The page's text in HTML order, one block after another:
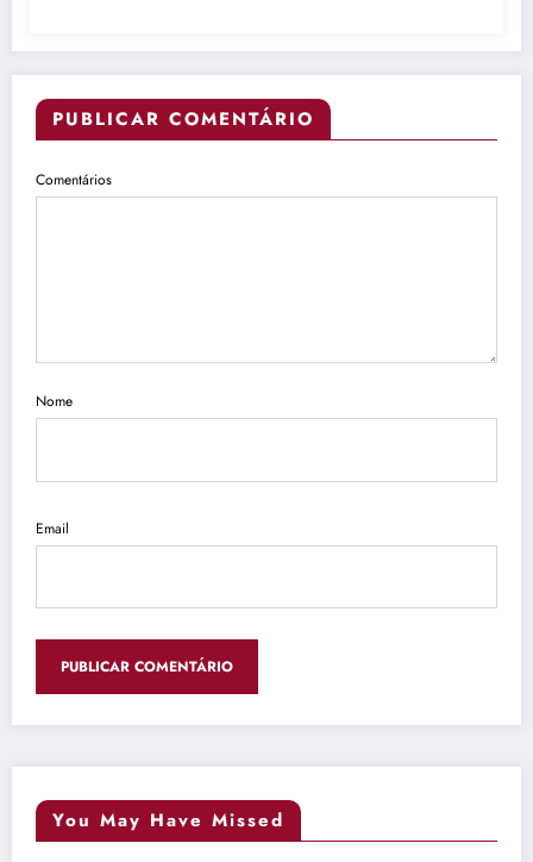
PUBLICAR COMENTÁRIO
Comentários
Nome
Email
You May Have Missed